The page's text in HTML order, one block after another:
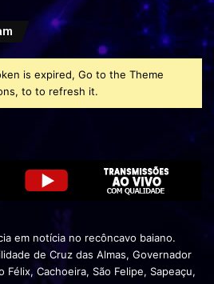
is expired, Go to the Theme
to to refresh it.
em notícia no recôncavo baiano.
de Cruz das Almas, Governador
Félix, Cachoeira, São Felipe, Sapeaçu,